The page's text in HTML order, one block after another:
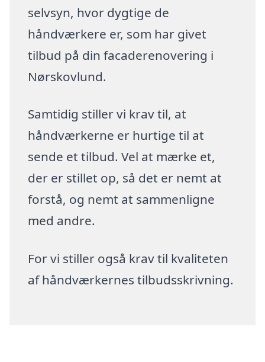
selvsyn, hvor dygtige de
håndværkere er, som har givet
tilbud på din facaderenovering i
Nørskovlund.
Samtidig stiller vi krav til, at
håndværkerne er hurtige til at
sende et tilbud. Vel at mærke et,
der er stillet op, så det er nemt at
forstå, og nemt at sammenligne
med andre.
For vi stiller også krav til kvaliteten
af håndværkernes tilbudsskrivning.